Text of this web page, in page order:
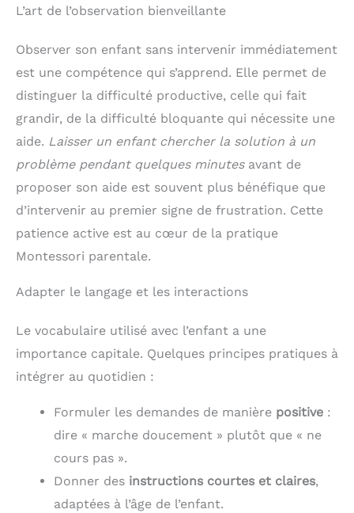
L’art de l’observation bienveillante
Observer son enfant sans intervenir immédiatement
est une compétence qui s’apprend. Elle permet de
distinguer la difficulté productive, celle qui fait
grandir, de la difficulté bloquante qui nécessite une
aide. Laisser un enfant chercher la solution à un
problème pendant quelques minutesavant de
proposer son aide est souvent plus bénéfique que
d’intervenir au premier signe de frustration. Cette
patience active est au cœur de la pratique
Montessori parentale.
Adapter le langage et les interactions
Le vocabulaire utilisé avec l’enfant a une
importance capitale. Quelques principes pratiques à
intégrer au quotidien :
Formuler les demandes de manière positive :
dire « marche doucement » plutôt que « ne
cours pas ».
Donner des instructions courtes et claires,
adaptées à l’âge de l’enfant.